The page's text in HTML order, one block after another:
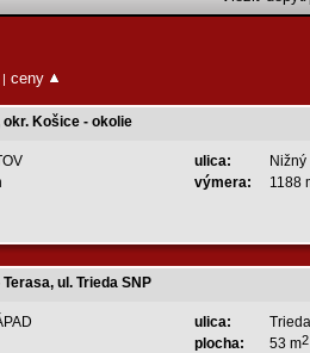
| ceny
okr. Košice - okolie
ulica:
výmera: 1188
ul. Trieda SNP
ulica:
plocha: 53 m2